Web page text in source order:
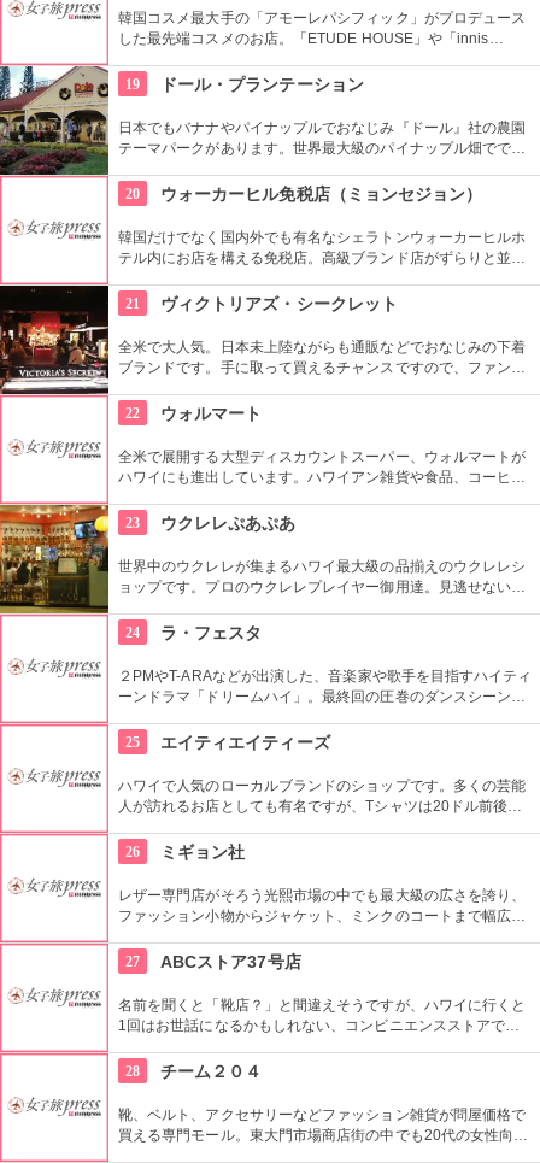
韓国コスメ最大手の「アモーレパシフィック」がプロデュース
した最先端コスメのお店。「ETUDE HOUSE」や「innis
など様々なコスメブランドがここで買える！！
19 ドール・プランテーション
日本でもバナナやパイナップルでおなじみ『ドール』社の農園
テーマパークがあります。世界最大級のパイナップル畑ででき
めるアトラクションがあります。カワイイお土産もいっぱい。
20 ウォーカーヒル免税店（ミョンセジョン）
韓国だけでなく国内外でも有名なシェラトンウォーカーヒルホ
テル内にお店を構える免税店。高級ブランド店がずらりと並
囲まれた場所が最高。カジノやディナーショーのついでに免税
店でショッピングを楽しもう。
21 ヴィクトリアズ・シークレット
全米で大人気。日本未上陸ながらも通販などでおなじみの下着
ブランドです。手に取って買えるチャンスですので、ファンの
チェックしてみたいですね。日本の下着のように、お手ごろ価
格で買えそうです。
22 ウォルマート
全米で展開する大型ディスカウントスーパー、ウォルマートが
ハワイにも進出しています。ハワイアン雑貨や食品、コーヒー
なりそうなもの、便利なもの、楽しいものがたくさん買えます
よ。
23 ウクレレぷあぷあ
世界中のウクレレが集まるハワイ最大級の品揃えのウクレレシ
ョップです。プロのウクレレプレイヤー御用達。見逃せないの
なるまで教えてくれるなんて、かなり太っ腹じゃないですか。
24 ラ・フェスタ
２PMやT-ARAなどが出演した、音楽家や歌手を目指すハイティ
ーンドラマ「ドリームハイ」。最終回の圧巻のダンスシーンが
でした。ロケ地堪能だけでなく、お買い物も楽しめます。ソウ
ルから1時間弱。
25 エイティエイティーズ
ハワイで人気のローカルブランドのショップです。多くの芸能
人が訪れるお店としても有名ですが、Tシャツは20ドル前後と
とても多いです。「いいな」と思ったら迷わず買いで！
26 ミギョン社
レザー専門店がそろう光熙市場の中でも最大級の広さを誇り、
ファッション小物からジャケット、ミンクのコートまで幅広い
ダーメイドも可能で、欲しいデザインや素材を相談しながら決
められます。
27 ABCストア37号店
名前を聞くと「靴店？」と間違えそうですが、ハワイに行くと
1回はお世話になるかもしれない、コンビニエンスストアで
店で、食品やおみやげがあるほかに、コンビニなのにファッシ
ョンアイテムまであります。
28 チーム２０４
靴、ベルト、アクセサリーなどファッション雑貨が問屋価格で
買える専門モール。東大門市場商店街の中でも20代の女性向け